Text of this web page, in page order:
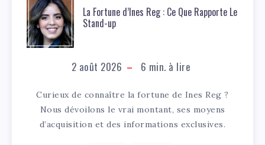
La Fortune d’Ines Reg : Ce Que Rapporte Le
Stand-up
2 août 2026 6 min. à lire
Curieux de connaître la fortune de Ines Reg ?
Nous dévoilons le vrai montant, ses moyens
d’acquisition et des informations exclusives.